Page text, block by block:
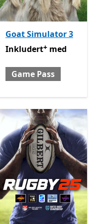
Tilbyr kjøp i appen
Goat Simulator 3
Inkludert med Game Pass
Inkludert+ med
Game Pass